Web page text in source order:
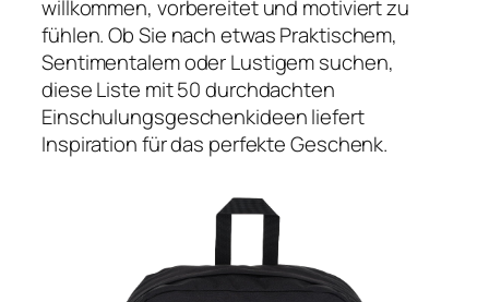
willkommen, vorbereitet und motiviert zu
fühlen. Ob Sie nach etwas Praktischem,
Sentimentalem oder Lustigem suchen,
diese Liste mit 50 durchdachten
Einschulungsgeschenkideen liefert
Inspiration für das perfekte Geschenk.